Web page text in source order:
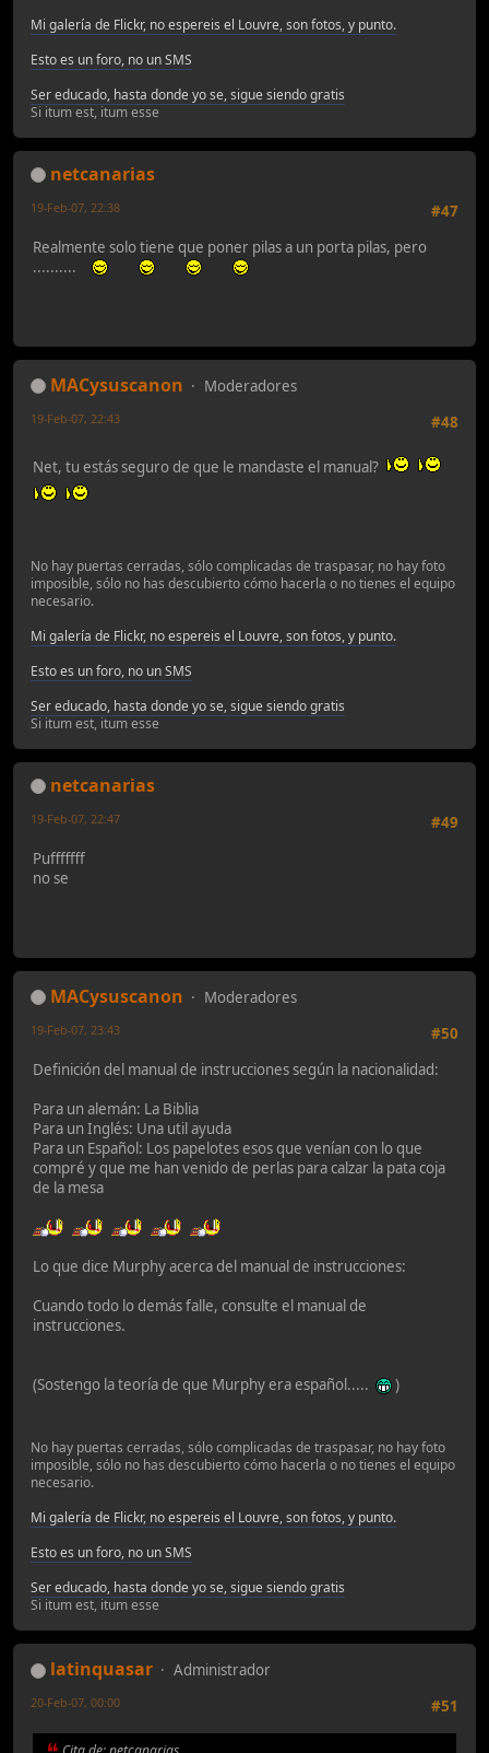
Mi galería de Flickr, no espereis el Louvre, son fotos, y punto.
Esto es un foro, no un SMS
Ser educado, hasta donde yo se, sigue siendo gratis
Si itum est, itum esse
netcanarias
#47
19-Feb-07, 22:38
Realmente solo tiene que poner pilas a un porta pilas, pero
..........
MACysuscanon
Moderadores
#48
19-Feb-07, 22:43
Net, tu estás seguro de que le mandaste el manual?
No hay puertas cerradas, sólo complicadas de traspasar, no hay foto
imposible, sólo no has descubierto cómo hacerla o no tienes el equipo
necesario.
Mi galería de Flickr, no espereis el Louvre, son fotos, y punto.
Esto es un foro, no un SMS
Ser educado, hasta donde yo se, sigue siendo gratis
Si itum est, itum esse
netcanarias
#49
19-Feb-07, 22:47
Pufffffff
no se
MACysuscanon
Moderadores
#50
19-Feb-07, 23:43
Definición del manual de instrucciones según la nacionalidad:
Para un alemán: La Biblia
Para un Inglés: Una util ayuda
Para un Español: Los papelotes esos que venían con lo que
compré y que me han venido de perlas para calzar la pata coja
de la mesa
Lo que dice Murphy acerca del manual de instrucciones:
Cuando todo lo demás falle, consulte el manual de
instrucciones.
(Sostengo la teoría de que Murphy era español..... )
No hay puertas cerradas, sólo complicadas de traspasar, no hay foto
imposible, sólo no has descubierto cómo hacerla o no tienes el equipo
necesario.
Mi galería de Flickr, no espereis el Louvre, son fotos, y punto.
Esto es un foro, no un SMS
Ser educado, hasta donde yo se, sigue siendo gratis
Si itum est, itum esse
latinquasar
Administrador
#51
20-Feb-07, 00:00